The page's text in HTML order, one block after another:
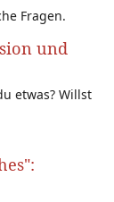
Fragen.
und
etwas? Willst